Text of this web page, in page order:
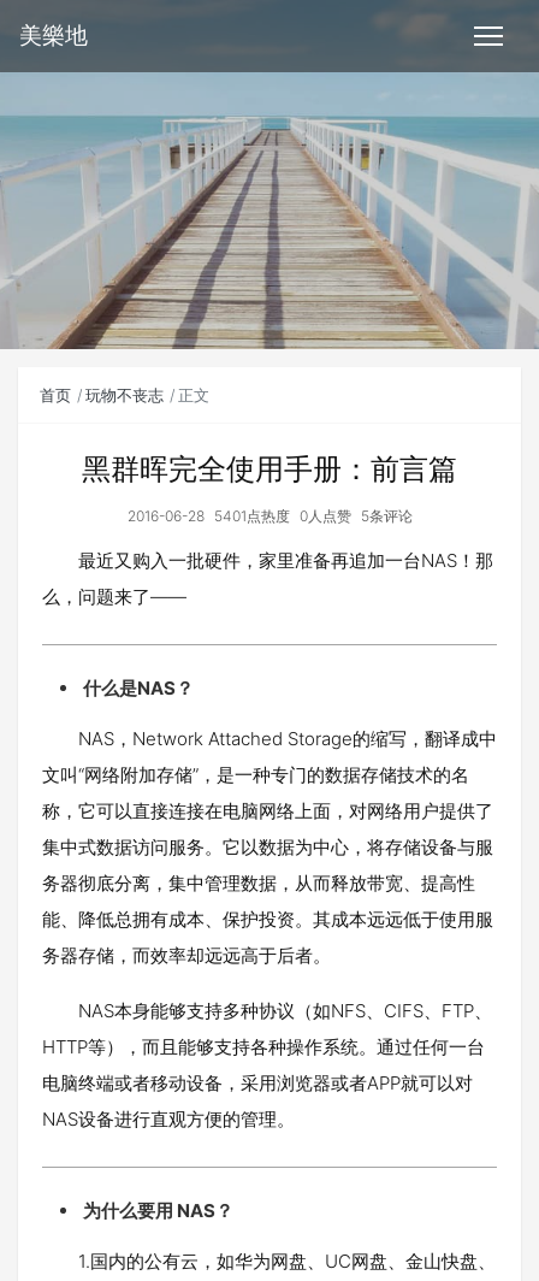
美樂地
首页 玩物不丧志 正文
黑群晖完全使用手册：前言篇
2016-06-28 5401点热度 0人点赞 5条评论
最近又购入一批硬件，家里准备再追加一台NAS！那
么，问题来了——
什么是NAS？
NAS，Network Attached Storage的缩写，翻译成中
文叫“网络附加存储”，是一种专门的数据存储技术的名
称，它可以直接连接在电脑网络上面，对网络用户提供了
集中式数据访问服务。它以数据为中心，将存储设备与服
务器彻底分离，集中管理数据，从而释放带宽、提高性
能、降低总拥有成本、保护投资。其成本远远低于使用服
务器存储，而效率却远远高于后者。
NAS本身能够支持多种协议（如NFS、CIFS、FTP、
HTTP等），而且能够支持各种操作系统。通过任何一台
电脑终端或者移动设备，采用浏览器或者APP就可以对
NAS设备进行直观方便的管理。
为什么要用 NAS？
1.国内的公有云，如华为网盘、UC网盘、金山快盘、